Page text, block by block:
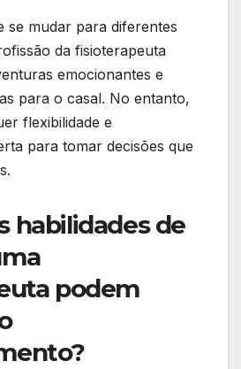
se mudar para diferentes
da fisioterapeuta
emocionantes e
para o casal. No entanto,
flexibilidade e
para tomar decisões que
habilidades de
podem